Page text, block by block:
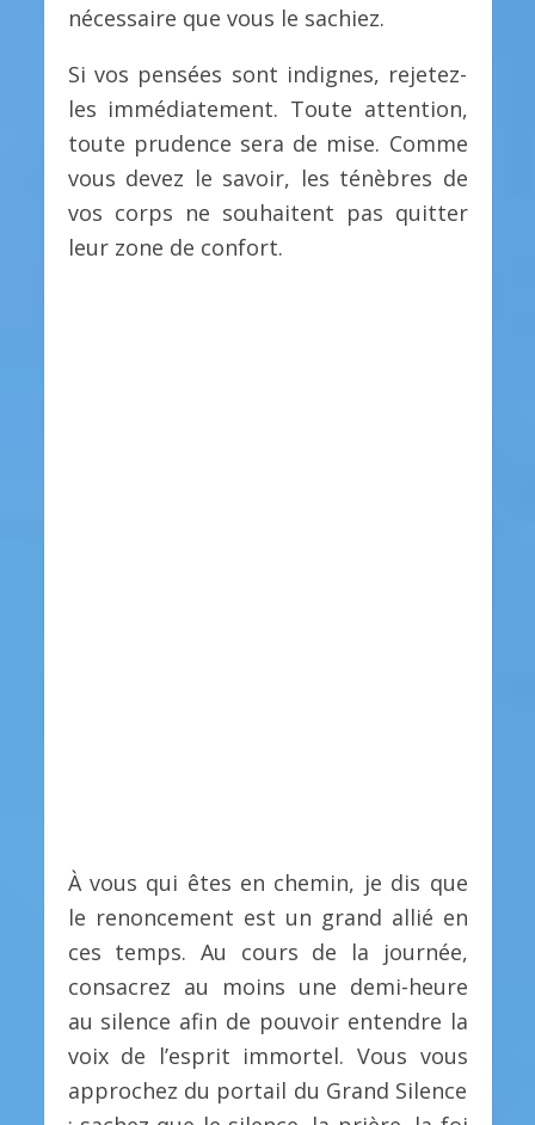
nécessaire que vous le sachiez.
Si vos pensées sont indignes, rejetez-
les immédiatement. Toute attention,
toute prudence sera de mise. Comme
vous devez le savoir, les ténèbres de
vos corps ne souhaitent pas quitter
leur zone de confort.
À vous qui êtes en chemin, je dis que
le renoncement est un grand allié en
ces temps. Au cours de la journée,
consacrez au moins une demi-heure
au silence afin de pouvoir entendre la
voix de l’esprit immortel. Vous vous
approchez du portail du Grand Silence